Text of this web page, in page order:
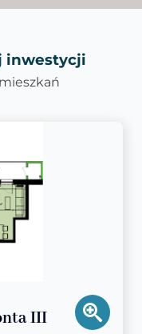
inwestycji
III